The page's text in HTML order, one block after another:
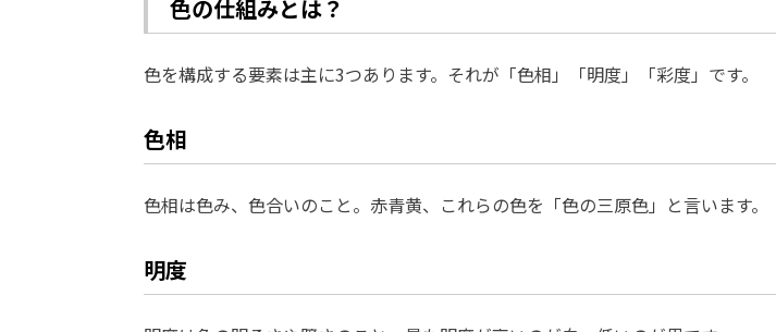
色の仕組みとは？
色を構成する要素は主に3つあります。それが「色相」「明度」「彩度」です。
色相
色相は色み、色合いのこと。赤青黄、これらの色を「色の三原色」と言います。
明度